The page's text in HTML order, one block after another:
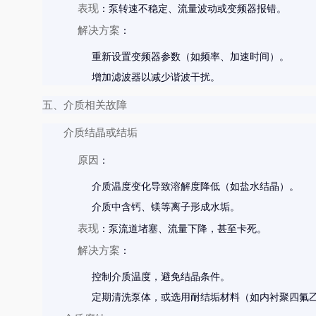
表现 ：泵转速不稳定、流量波动或变频器报错。
解决方案 ：
重新设置变频器参数（如频率、加速时间）。
增加滤波器以减少谐波干扰。
五、介质相关故障
介质结晶或结垢
原因 ：
介质温度变化导致溶解度降低（如盐水结晶）。
介质中含钙、镁等离子形成水垢。
表现 ：泵流道堵塞、流量下降，甚至卡死。
解决方案 ：
控制介质温度，避免结晶条件。
定期清洗泵体，或选用耐结垢材料（如内衬聚四氟